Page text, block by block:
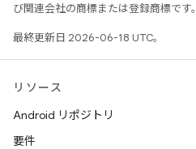
び関連会社の商標または登録商標です。
最終更新日 2026-06-18 UTC。
リソース
Android リポジトリ
要件